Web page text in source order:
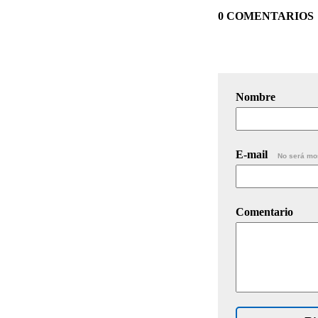
0 COMENTARIOS
Nombre
E-mail No será
Comentario